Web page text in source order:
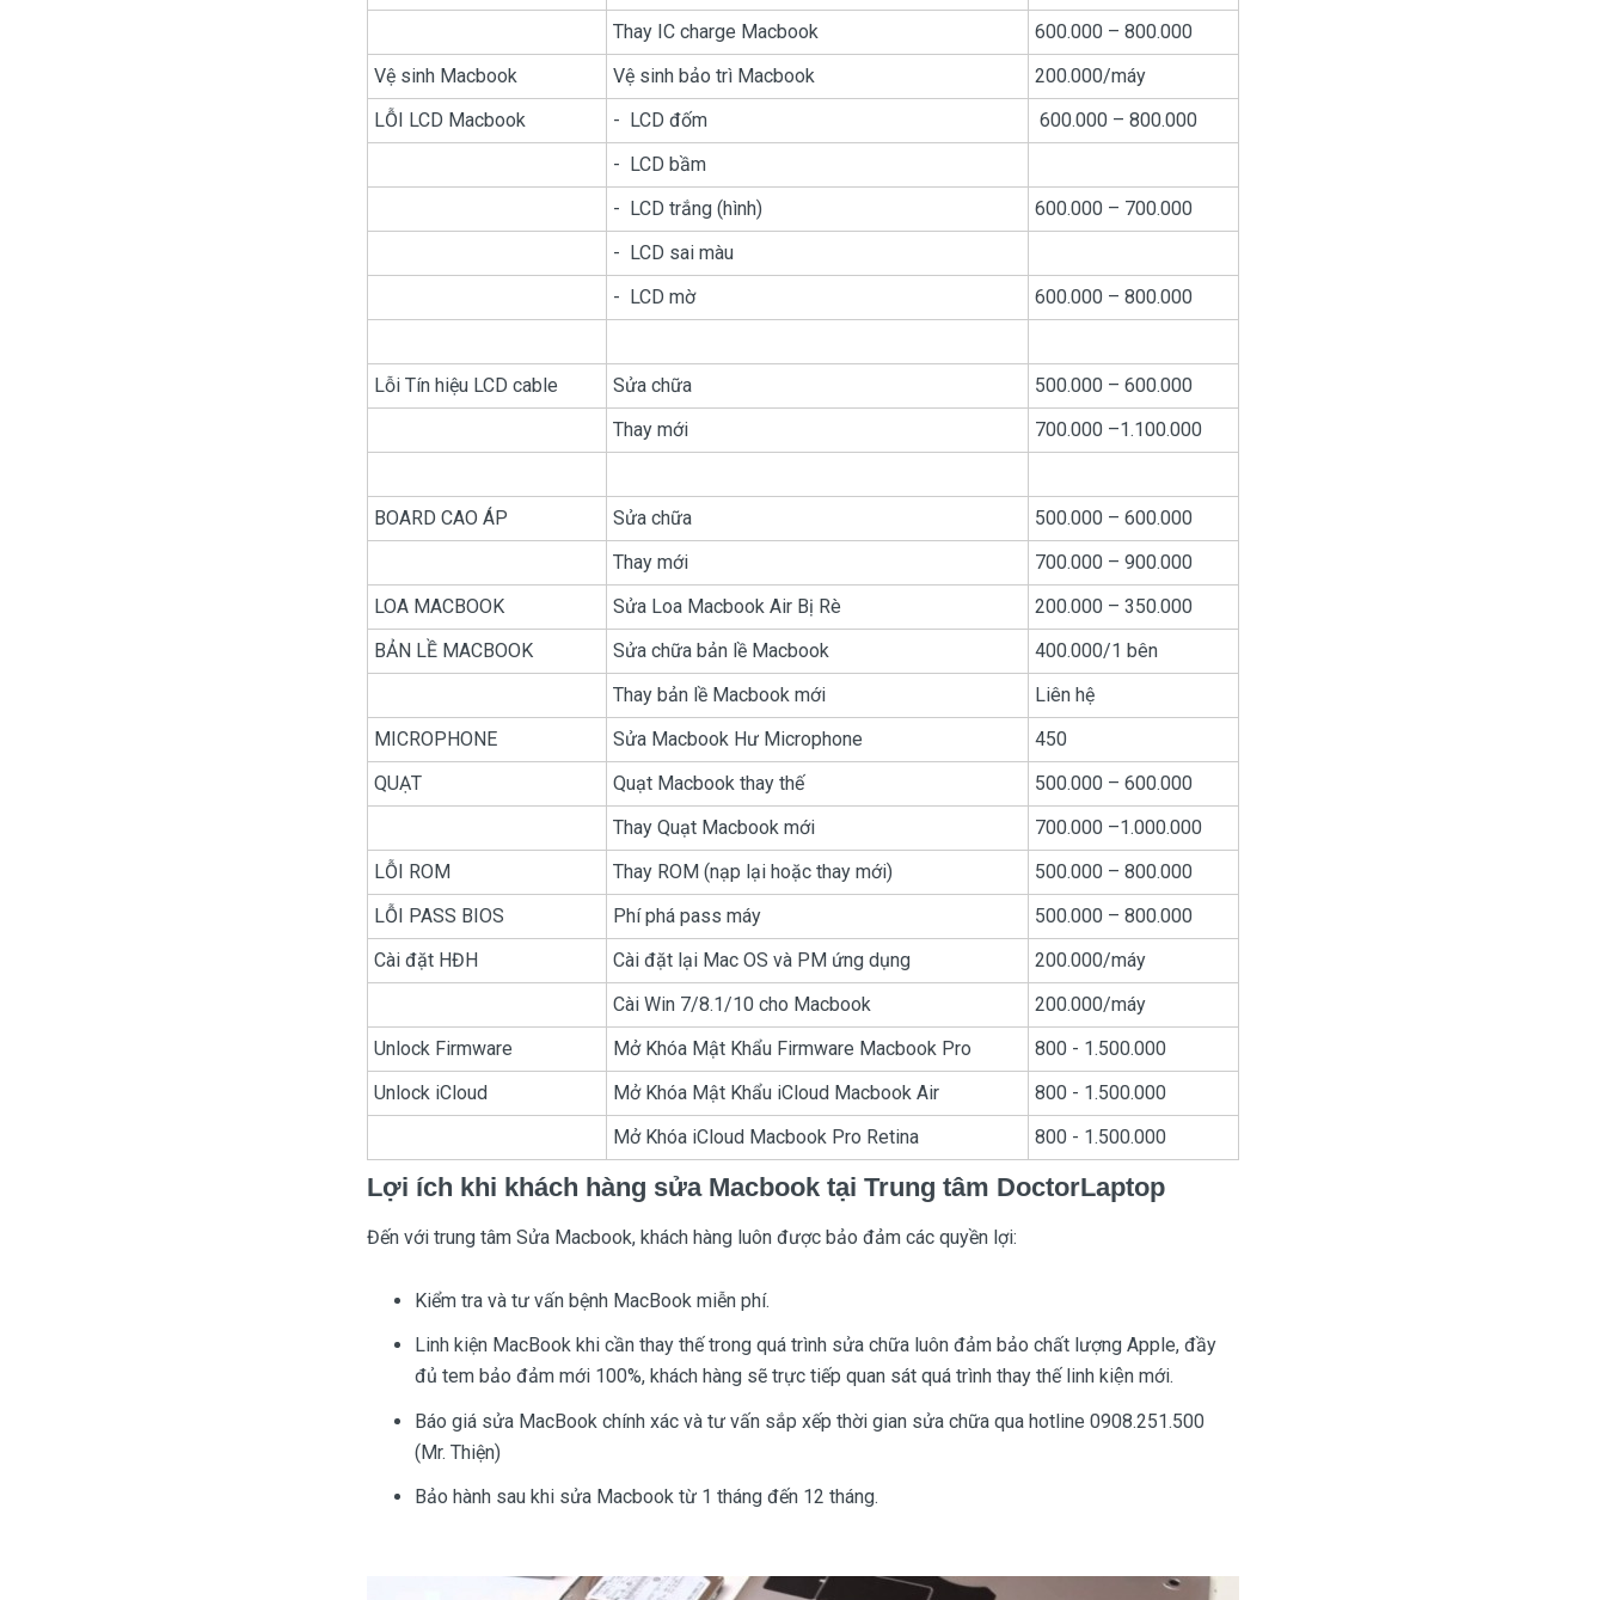
Thay IC charge Macbook
600.000 – 800.000
Vệ sinh Macbook
Vệ sinh bảo trì Macbook
200.000/máy
LỖI LCD Macbook
- LCD đốm
600.000 – 800.000
- LCD bầm
- LCD trắng (hình)
600.000 – 700.000
- LCD sai màu
- LCD mờ
600.000 – 800.000
Lỗi Tín hiệu LCD cable Sửa chữa
500.000 – 600.000
Thay mới
700.000 –1.100.000
BOARD CAO ÁP Sửa chữa
500.000 – 600.000
Thay mới
700.000 – 900.000
LOA MACBOOK
Sửa Loa Macbook Air Bị Rè
200.000 – 350.000
BẢN LỀ MACBOOK
Sửa chữa bản lề Macbook
400.000/1 bên
Thay bản lề Macbook mới
Liên hệ
MICROPHONE
Sửa Macbook Hư Microphone
450
QUẠT
Quạt Macbook thay thế
500.000 – 600.000
Thay Quạt Macbook mới
700.000 –1.000.000
LỖI ROM
Thay ROM (nạp lại hoặc thay mới)
500.000 – 800.000
LỖI PASS BIOS
Phí phá pass máy
500.000 – 800.000
Cài đặt HĐH
Cài đặt lại Mac OS và PM ứng dụng
200.000/máy
Cài Win 7/8.1/10 cho Macbook
200.000/máy
Unlock Firmware
Mở Khóa Mật Khẩu Firmware Macbook Pro
800 - 1.500.000
Unlock iCloud
Mở Khóa Mật Khẩu iCloud Macbook Air
800 - 1.500.000
Mở Khóa iCloud Macbook Pro Retina
800 - 1.500.000
Lợi ích khi khách hàng sửa Macbook tại Trung tâm DoctorLaptop
Đến với trung tâm Sửa Macbook, khách hàng luôn được bảo đảm các quyền lợi:
Kiểm tra và tư vấn bệnh MacBook miễn phí.
Linh kiện MacBook khi cần thay thế trong quá trình sửa chữa luôn đảm bảo chất lượng Apple, đầy
đủ tem bảo đảm mới 100%, khách hàng sẽ trực tiếp quan sát quá trình thay thế linh kiện mới.
Báo giá sửa MacBook chính xác và tư vấn sắp xếp thời gian sửa chữa qua hotline 0908.251.500
(Mr. Thiện)
Bảo hành sau khi sửa Macbook từ 1 tháng đến 12 tháng.